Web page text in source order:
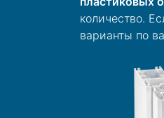
количество.
варианты по